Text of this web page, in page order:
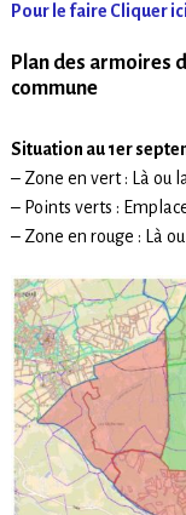
Pour le faire Cliquer ici
Plan des armoires
commune
Situation au 1er
– Zone en vert : Là ou
– Points verts :
– Zone en rouge : Là